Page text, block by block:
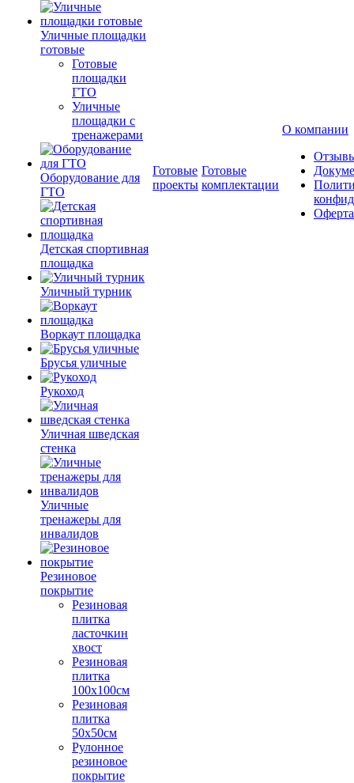
Уличные площадки
готовые
Готовые
площадки
ГТО
Уличные
площадки с
тренажерами
Оборудование для
ГТО
Детская спортивная
площадка
Уличный турник
Воркаут площадка
Брусья уличные
Рукоход
Уличная шведская
стенка
Уличные
тренажеры для
инвалидов
Резиновое
покрытие
Резиновая
плитка
ласточкин
хвост
Резиновая
плитка
100х100см
Резиновая
плитка
50х50см
Рулонное
резиновое
покрытие
Готовые
проекты
Готовые
комплектации
О компании
Оферта